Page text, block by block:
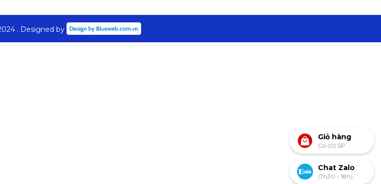
. Designed by
Giỏ hàng
Có (0) SP
Chat Zalo
(7h30 - 18h)